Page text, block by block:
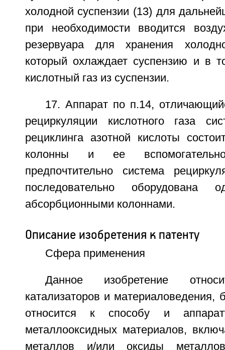
холодной суспензии (13) для
при необходимости вводится
резервуара для хранения
который охлаждает суспензию и в
кислотный газ из суспензии.
17. Аппарат по п.14,
рециркуляции кислотного газа
рециклинга азотной кислоты
колонны и ее
предпочтительно система
последовательно
абсорбционными колоннами.
Описание изобретения к патенту
Сфера применения
Данное изобретение
катализаторов и материаловедения,
относится к способу и
металлооксидных материалов,
металлов и/или оксиды